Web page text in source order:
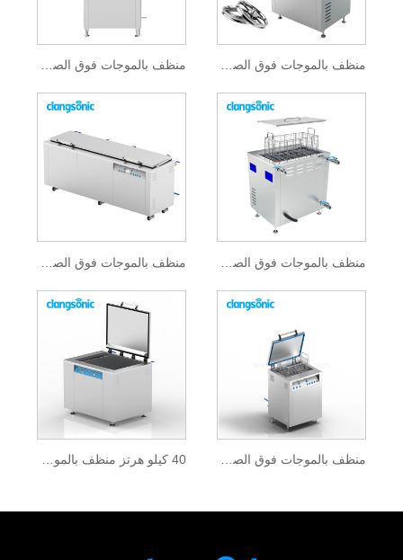
منظف ​​بالموجات فوق الصوتية كتلة المحرك
منظف ​​بالموجات فوق الصوتية للمحرك
40 كيلو هرتز منظف بالموجات فوق الصوتية منظف ​​بالموجات فوق الصوتية بتردد مزدوج